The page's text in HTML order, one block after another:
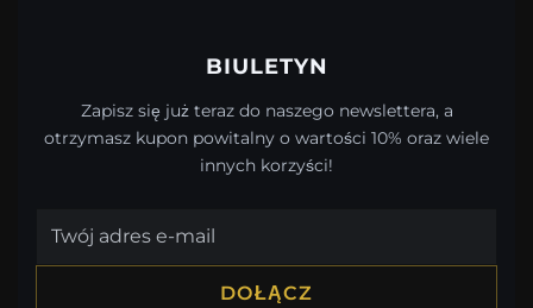
BIULETYN
Zapisz się już teraz do naszego newslettera, a
otrzymasz kupon powitalny o wartości 10% oraz wiele
innych korzyści!
DOŁĄCZ